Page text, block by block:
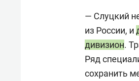
— Слуцкий
из России, и
дивизион.
Ряд
сохранить